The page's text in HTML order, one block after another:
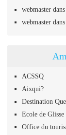
webmaster dans
webmaster dans
ACSSQ
Aixqui?
Destination
Ecole de Glisse
Office du